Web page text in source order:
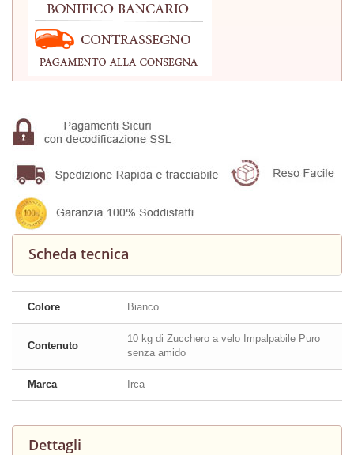
Scheda tecnica
Colore Bianco
Contenuto
10 kg di Zucchero a velo Impalpabile Puro
senza amido
Marca Irca
Dettagli